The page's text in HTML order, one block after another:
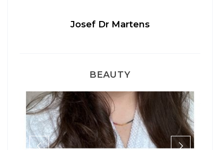
Josef Dr Martens
BEAUTY